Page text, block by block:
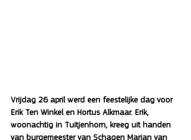
Vrijdag 26 april werd een feestelijke dag voor
Erik Ten Winkel en Hortus Alkmaar. Erik,
woonachtig in Tuitjenhorn, kreeg uit handen
van burgemeester van Schagen Marjan van